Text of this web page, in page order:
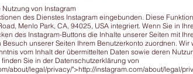
von Instagram
des Dienstes Instagram eingebunden. Diese
Menlo Park, CA, 94025, USA integriert. Wenn Sie in
des Instagram-Buttons die Inhalte unserer Seiten mit
unserer Seiten Ihrem Benutzerkonto zuordnen.
vom Inhalt der übermittelten Daten sowie deren
Sie in der Datenschutzerklärung von
about/legal/privacy/">http://instagram.com/about/legal/